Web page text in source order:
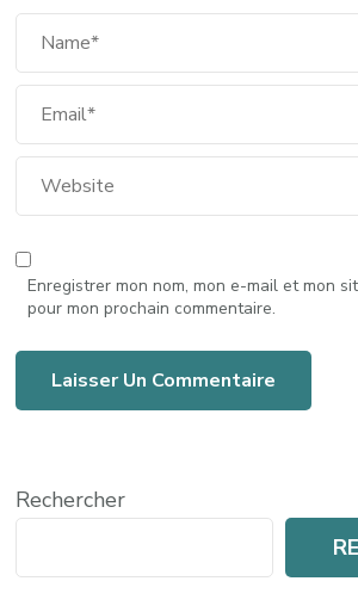
Enregistrer mon nom, mon e-mail et mon
pour mon prochain commentaire.
Rechercher